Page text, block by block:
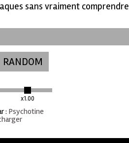
sans vraiment
RANDOM
x1.00
: Psychotine